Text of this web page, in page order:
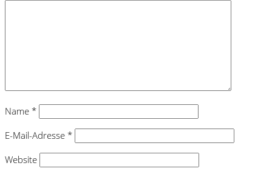
Name *
E-Mail-Adresse *
Website